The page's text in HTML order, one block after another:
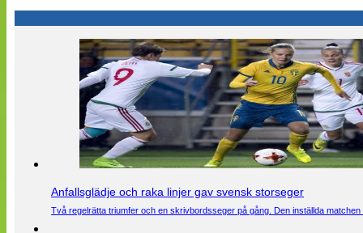
Anfallsglädje och raka linjer gav svensk storseger
Två regelrätta triumfer och en skrivbordsseger på gång. Den inställda